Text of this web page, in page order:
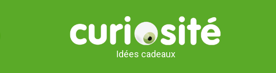
Idées cadeaux